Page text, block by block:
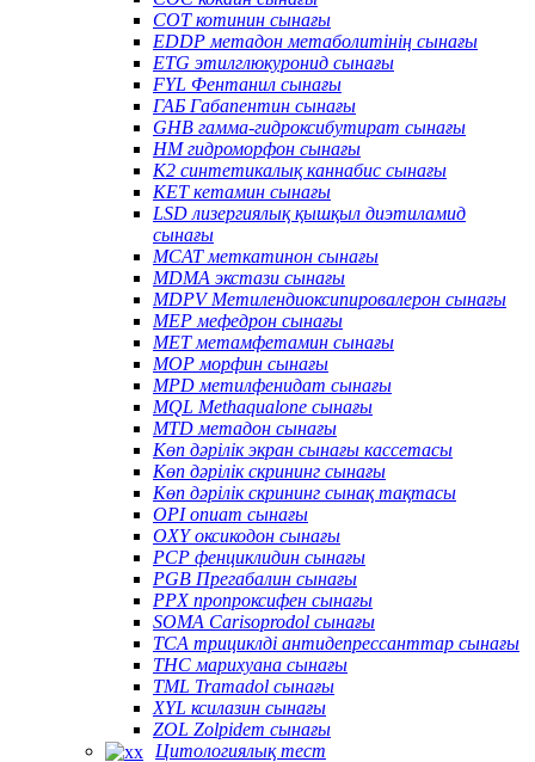
COT котинин сынағы
EDDP метадон метаболитінің сынағы
ETG этилглюкуронид сынағы
FYL Фентанил сынағы
ГАБ Габапентин сынағы
GHB гамма-гидроксибутират сынағы
HM гидроморфон сынағы
K2 синтетикалық каннабис сынағы
KET кетамин сынағы
LSD лизергиялық қышқыл диэтиламид
сынағы
MCAT меткатинон сынағы
MDMA экстази сынағы
MDPV Метилендиоксипировалерон сынағы
MEP мефедрон сынағы
MET метамфетамин сынағы
MOP морфин сынағы
MPD метилфенидат сынағы
MQL Methaqualone сынағы
MTD метадон сынағы
Көп дәрілік экран сынағы кассетасы
Көп дәрілік скрининг сынағы
Көп дәрілік скрининг сынақ тақтасы
OPI опиат сынағы
OXY оксикодон сынағы
PCP фенциклидин сынағы
PGB Прегабалин сынағы
PPX пропроксифен сынағы
SOMA Carisoprodol сынағы
TCA трициклді антидепрессанттар сынағы
THC марихуана сынағы
TML Tramadol сынағы
XYL ксилазин сынағы
ZOL Zolpidem сынағы
Цитологиялық тест